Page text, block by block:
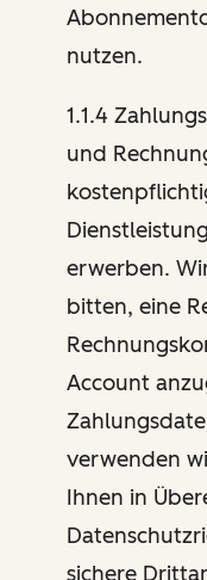
nutzen.
1.1.4
und
erwerben.
bitten, eine
Account
verwenden
Ihnen in
sichere